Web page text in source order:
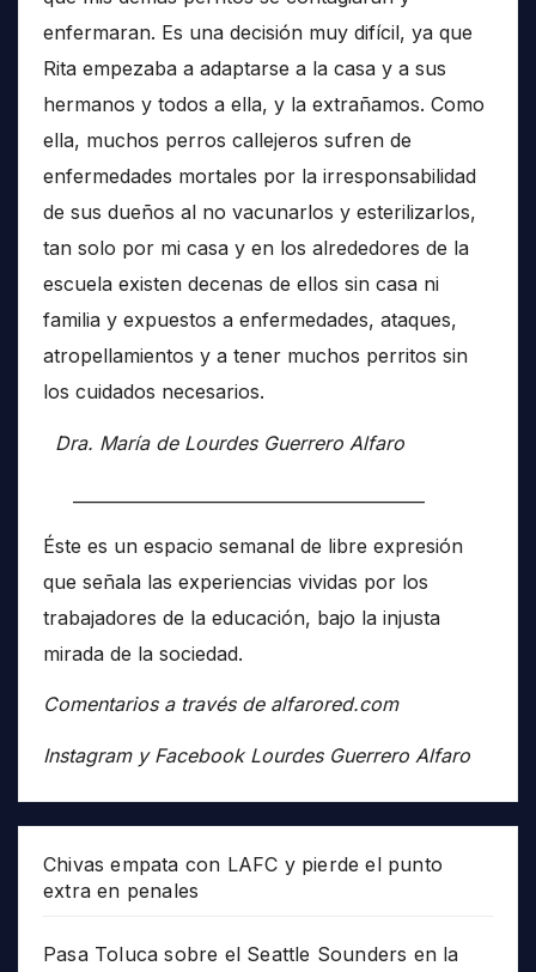
enfermaran. Es una decisión muy difícil, ya que
Rita empezaba a adaptarse a la casa y a sus
hermanos y todos a ella, y la extrañamos. Como
ella, muchos perros callejeros sufren de
enfermedades mortales por la irresponsabilidad
de sus dueños al no vacunarlos y esterilizarlos,
tan solo por mi casa y en los alrededores de la
escuela existen decenas de ellos sin casa ni
familia y expuestos a enfermedades, ataques,
atropellamientos y a tener muchos perritos sin
los cuidados necesarios.
Dra. María de Lourdes Guerrero Alfaro
Éste es un espacio semanal de libre expresión
que señala las experiencias vividas por los
trabajadores de la educación, bajo la injusta
mirada de la sociedad.
Comentarios a través de alfarored.com
Instagram y Facebook Lourdes Guerrero Alfaro
Chivas empata con LAFC y pierde el punto
extra en penales
Pasa Toluca sobre el Seattle Sounders en la